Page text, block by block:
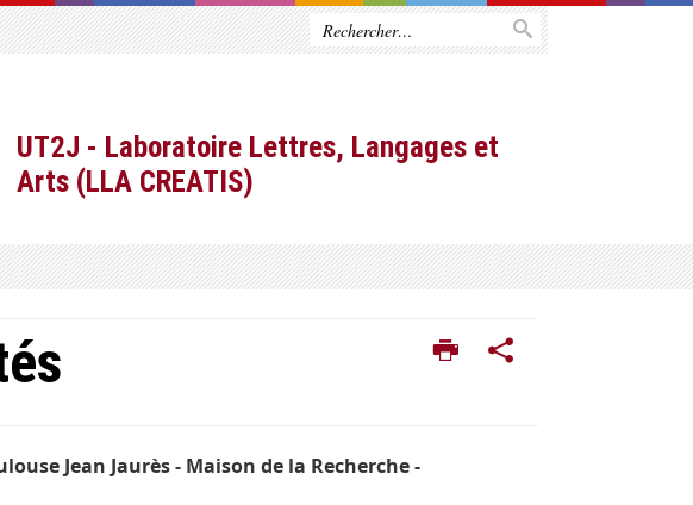
UT2J - Laboratoire Lettres, Langages et
Arts (LLA CREATIS)
Jean Jaurès- Maison de la Recherche -